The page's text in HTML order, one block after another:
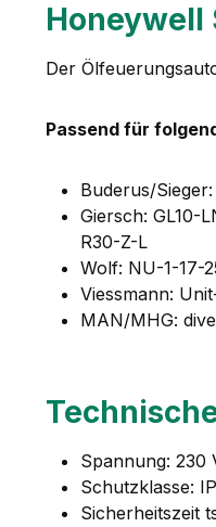
Honeywell
Der
Passend für
Buderus/
Giersch: GL10-
R30-Z-L
Wolf: NU-1-17-
Viessmann:
MAN/MHG:
Spannung: 230
Schutzklasse:
Sicherheitszeit